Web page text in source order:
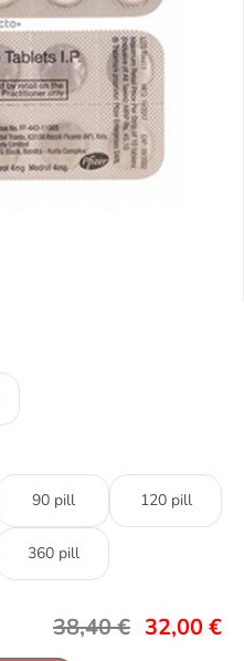
90 pill 120 pill
360 pill
38,40€ 32,00€